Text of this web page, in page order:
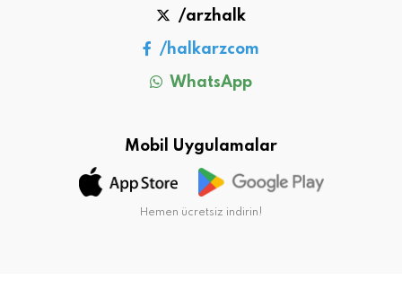
/arzhalk
/halkarzcom
WhatsApp
Mobil Uygulamalar
Hemen ücretsiz indirin!